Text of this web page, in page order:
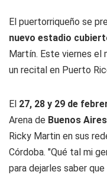
El puertorriqueño se
nuevo estadio
Martín. Este viernes el
un recital en Puerto
El 27, 28 y 29 de
Arena de Buenos Aires
Ricky Martin en sus
Córdoba. "Qué tal mi
para dejarles saber